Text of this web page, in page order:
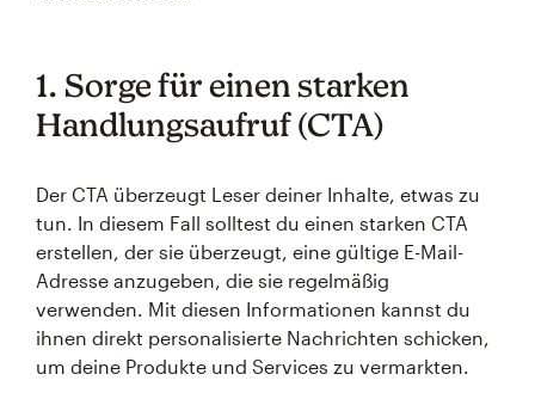
1. Sorge für einen starken
Handlungsaufruf (CTA)
Der CTA überzeugt Leser deiner Inhalte, etwas zu
tun. In diesem Fall solltest du einen starken CTA
erstellen, der sie überzeugt, eine gültige E-Mail-
Adresse anzugeben, die sie regelmäßig
verwenden. Mit diesen Informationen kannst du
ihnen direkt personalisierte Nachrichten schicken,
um deine Produkte und Services zu vermarkten.